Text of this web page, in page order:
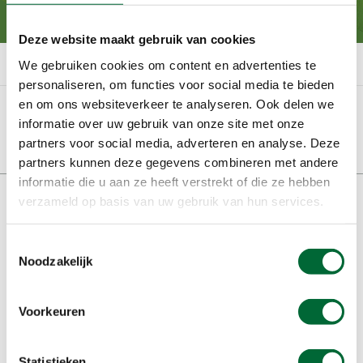
Deze website maakt gebruik van cookies
We gebruiken cookies om content en advertenties te
personaliseren, om functies voor social media te bieden
en om ons websiteverkeer te analyseren. Ook delen we
informatie over uw gebruik van onze site met onze
partners voor social media, adverteren en analyse. Deze
partners kunnen deze gegevens combineren met andere
informatie die u aan ze heeft verstrekt of die ze hebben
verzameld op basis van uw gebruik van hun services.
Noodzakelijk
Voorkeuren
inspiratie.
Filters - resultaten
Gefilterd
op:
Er is iets misgegaan bij het ophalen van de resultaten.
<br/> Probeer het later nogmaals.
Paginering
navigatie
Doormat
Over ons
Lid worden
Samenwerken